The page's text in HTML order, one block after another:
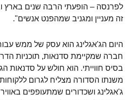
לפרנסה – הופעתי הרבה שנים בארץ
זה מעניין ומגניב שמהפנט אנשים".
היום הג'אגלינג הוא עסק של ממש
חברה שמקיימת סדנאות, תוכניות
בסיס חווייתי. הוא חולש על סדנאות
משנתו הסדורה מצליח לגרום
ג'אגלינג ושכדורים שמתעופפים באוויר